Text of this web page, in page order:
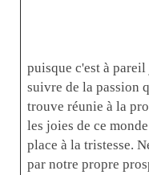
puisque c'est à
suivre de la passion
trouve réunie à la
les joies de ce
place à la tristesse.
par notre propre